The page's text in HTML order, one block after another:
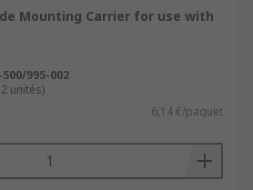
Mounting Carrier for use with
500/995-002
unités)
6,14 €/paquet